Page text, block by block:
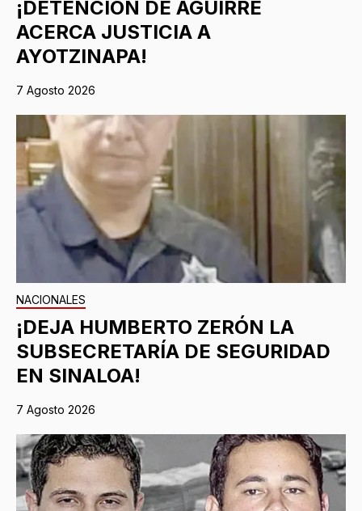
¡DETENCIÓN DE AGUIRRE
ACERCA JUSTICIA A
AYOTZINAPA!
7 Agosto 2026
NACIONALES
¡DEJA HUMBERTO ZERÓN LA
SUBSECRETARÍA DE SEGURIDAD
EN SINALOA!
7 Agosto 2026